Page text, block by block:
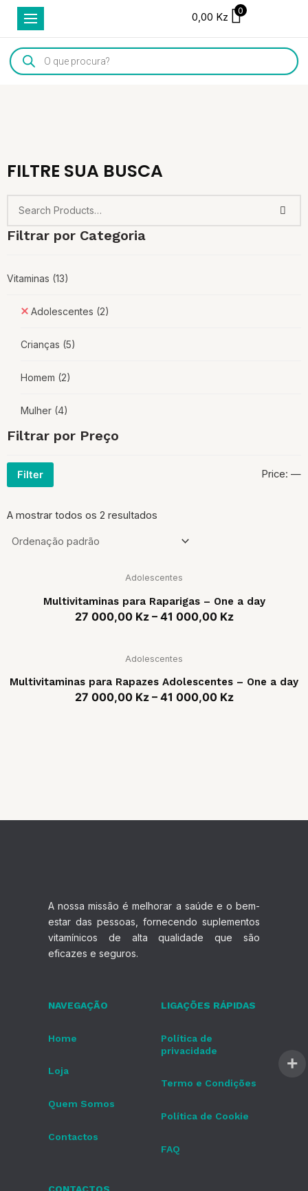
0,00 Kz
0
Products
search
FILTRE SUA BUSCA
Filtrar por Categoria
Vitaminas (13)
Adolescentes (2)
Crianças (5)
Homem (2)
Mulher (4)
Filtrar por Preço
Filter Price: —
A mostrar todos os 2 resultados
Adolescentes
Multivitaminas para Raparigas – One a day
27 000,00 Kz– 41 000,00 Kz
Adolescentes
Multivitaminas para Rapazes Adolescentes – One a day
27 000,00 Kz– 41 000,00 Kz
A nossa missão é melhorar a saúde e o bem-
estar das pessoas, fornecendo suplementos
vitamínicos de alta qualidade que são
eficazes e seguros.
NAVEGAÇÃO
Home
Loja
Quem Somos
Contactos
LIGAÇÕES RÁPIDAS
Política de
privacidade
Termo e Condições
Política de Cookie
FAQ
CONTACTOS